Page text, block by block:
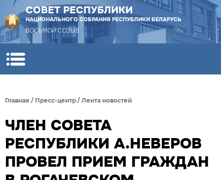
СОВЕТ РЕСПУБЛИКИ
НАЦИОНАЛЬНОГО СОБРАНИЯ РЕСПУБЛИКИ БЕЛАРУСЬ
ВОСЬМОЙ СОЗЫВ
Главная / Пресс-центр / Лента новостей
ЧЛЕН СОВЕТА
РЕСПУБЛИКИ А.НЕВЕРОВ
ПРОВЕЛ ПРИЕМ ГРАЖДАН